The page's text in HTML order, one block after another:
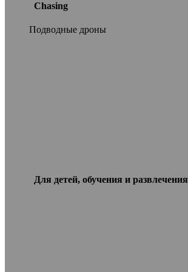
Chasing
Подводные дроны
Для детей, обучения и развлечения